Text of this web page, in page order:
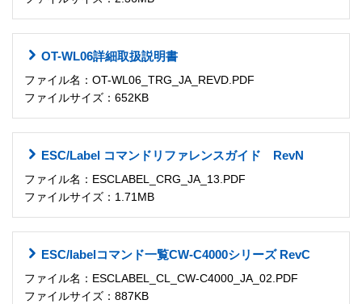
OT-WL06詳細取扱説明書
ファイル名：OT-WL06_TRG_JA_REVD.PDF
ファイルサイズ：652KB
ESC/Label コマンドリファレンスガイド RevN
ファイル名：ESCLABEL_CRG_JA_13.PDF
ファイルサイズ：1.71MB
ESC/labelコマンド一覧CW-C4000シリーズ RevC
ファイル名：ESCLABEL_CL_CW-C4000_JA_02.PDF
ファイルサイズ：887KB